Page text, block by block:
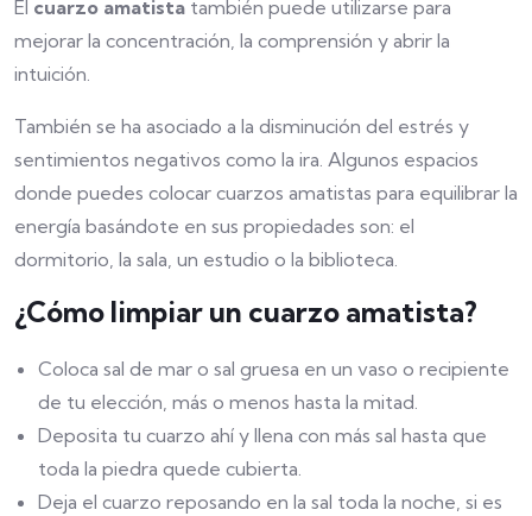
El cuarzo amatista también puede utilizarse para
mejorar la concentración, la comprensión y abrir la
intuición.
También se ha asociado a la disminución del estrés y
sentimientos negativos como la ira. Algunos espacios
donde puedes colocar cuarzos amatistas para equilibrar la
energía basándote en sus propiedades son: el
dormitorio, la sala, un estudio o la biblioteca.
¿Cómo limpiar un cuarzo amatista?
Coloca sal de mar o sal gruesa en un vaso o recipiente
de tu elección, más o menos hasta la mitad.
Deposita tu cuarzo ahí y llena con más sal hasta que
toda la piedra quede cubierta.
Deja el cuarzo reposando en la sal toda la noche, si es